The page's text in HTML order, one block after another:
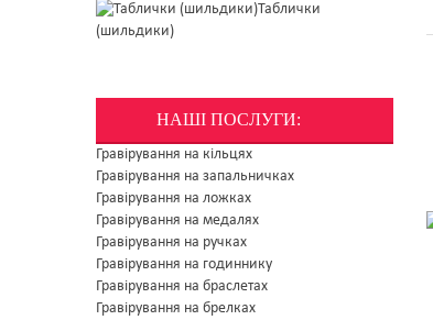
Таблички
(шильдики)
НАШІ ПОСЛУГИ:
Гравірування на кільцях
Гравірування на запальничках
Гравірування на ложках
Гравірування на медалях
Гравірування на ручках
Гравірування на годиннику
Гравірування на браслетах
Гравірування на брелках